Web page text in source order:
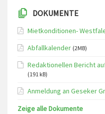
DOKUMENTE
Mietkonditionen-
Abfallkalender (2MB)
Redaktionellen Bericht
(191 kB)
Anmeldung an Geseker
Zeige alle Dokumente